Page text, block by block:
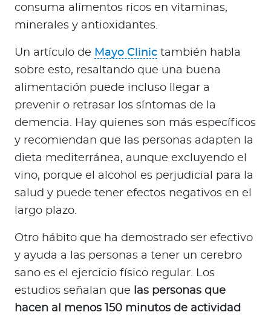
consuma alimentos ricos en vitaminas,
minerales y antioxidantes.
Un artículo de Mayo Clinic también habla
sobre esto, resaltando que una buena
alimentación puede incluso llegar a
prevenir o retrasar los síntomas de la
demencia. Hay quienes son más específicos
y recomiendan que las personas adapten la
dieta mediterránea, aunque excluyendo el
vino, porque el alcohol es perjudicial para la
salud y puede tener efectos negativos en el
largo plazo.
Otro hábito que ha demostrado ser efectivo
y ayuda a las personas a tener un cerebro
sano es el ejercicio físico regular. Los
estudios señalan que
las personas que
hacen al menos 150 minutos de actividad